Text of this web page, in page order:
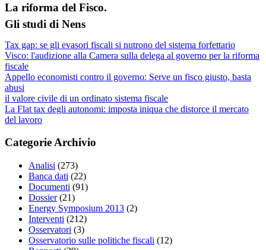
La riforma del Fisco.
Gli studi di Nens
Tax gap: se gli evasori fiscali si nutrono del sistema forfettario
Visco: l'audizione alla Camera sulla delega al governo per la riforma
fiscale
Appello economisti contro il governo: Serve un fisco giusto, basta
abusi
il valore civile di un ordinato sistema fiscale
La Flat tax degli autonomi: imposta iniqua che distorce il mercato
del lavoro
Categorie Archivio
Analisi (273)
Banca dati (22)
Documenti (91)
Dossier (21)
Energy Symposium 2013 (2)
Interventi (212)
Osservatori (3)
Osservatorio sulle politiche fiscali (12)